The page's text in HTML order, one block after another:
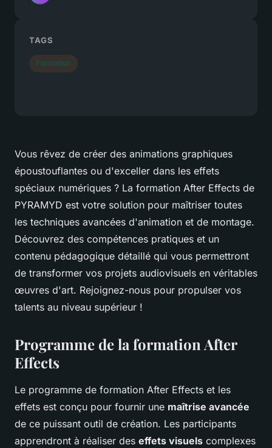
Vous rêvez de créer des animations graphiques
époustouflantes ou d'exceller dans les effets
spéciaux numériques ? La formation After Effects de
PYRAMYD est votre solution pour maîtriser toutes
les techniques avancées d'animation et de montage.
Découvrez des compétences pratiques et un
contenu pédagogique détaillé qui vous permettront
de transformer vos projets audiovisuels en véritables
œuvres d'art. Rejoignez-nous pour propulser vos
talents au niveau supérieur !
Programme de la formation After
Effects
Le programme de formation After Effects et les
effets est conçu pour fournir une maîtrise avancée
de ce puissant outil de création. Les participants
apprendront à réaliser des effets visuels complexes
TAGS
Formation